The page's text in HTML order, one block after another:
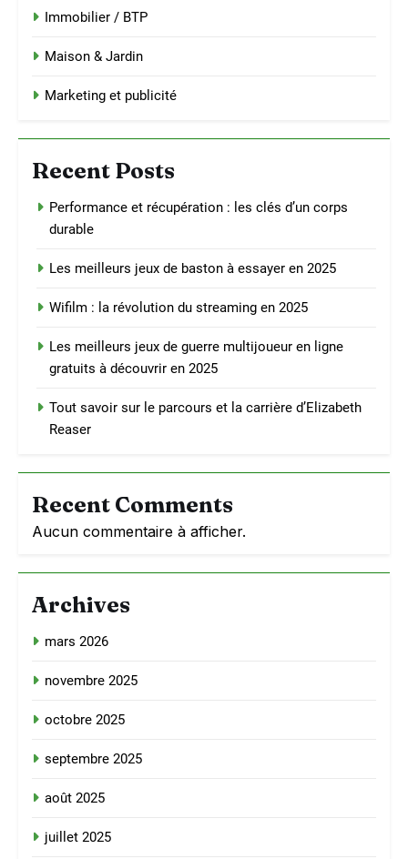
Immobilier / BTP
Maison & Jardin
Marketing et publicité
Recent Posts
Performance et récupération : les clés d’un corps
durable
Les meilleurs jeux de baston à essayer en 2025
Wifilm : la révolution du streaming en 2025
Les meilleurs jeux de guerre multijoueur en ligne
gratuits à découvrir en 2025
Tout savoir sur le parcours et la carrière d’Elizabeth
Reaser
Recent Comments
Aucun commentaire à afficher.
Archives
mars 2026
novembre 2025
octobre 2025
septembre 2025
août 2025
juillet 2025